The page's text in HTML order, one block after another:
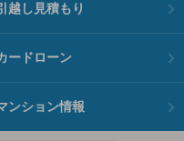
越し見積もり
ードローン
ンション情報